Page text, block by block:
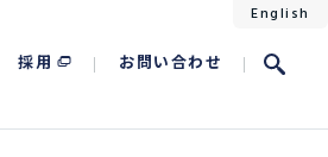
採用 お問い合わせ
English